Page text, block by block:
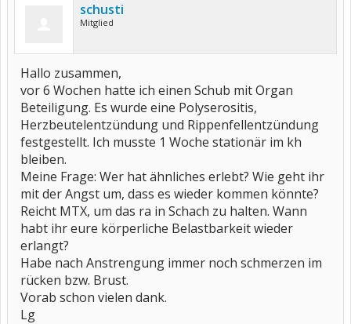
schusti
Mitglied
Hallo zusammen,
vor 6 Wochen hatte ich einen Schub mit Organ
Beteiligung. Es wurde eine Polyserositis,
Herzbeutelentzündung und Rippenfellentzündung
festgestellt. Ich musste 1 Woche stationär im kh
bleiben.
Meine Frage: Wer hat ähnliches erlebt? Wie geht ihr
mit der Angst um, dass es wieder kommen könnte?
Reicht MTX, um das ra in Schach zu halten. Wann
habt ihr eure körperliche Belastbarkeit wieder
erlangt?
Habe nach Anstrengung immer noch schmerzen im
rücken bzw. Brust.
Vorab schon vielen dank.
Lg